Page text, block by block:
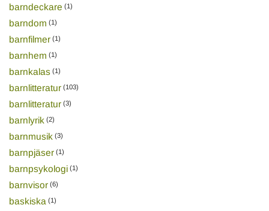
barndeckare (1)
barndom (1)
barnfilmer(1)
barnhem (1)
barnkalas (1)
barnlitteratur(103)
barnlitteratur(3)
barnlyrik (2)
barnmusik (3)
barnpjäser(1)
barnpsykologi(1)
barnvisor(6)
baskiska (1)